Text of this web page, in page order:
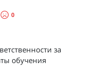
0
за
обучения